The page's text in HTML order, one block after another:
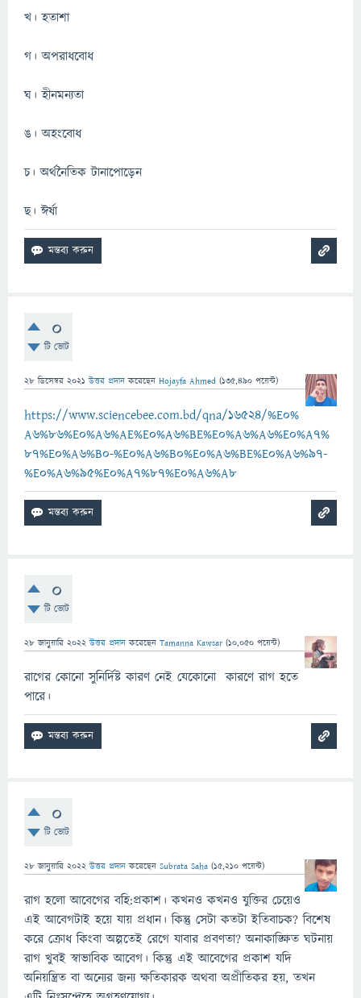
খ। হতাশা
গ। অপরাধবোধ
ঘ। হীনমন্যতা
ঙ। অহংবোধ
চ। অর্থনৈতিক টানাপোড়েন
ছ। ঈর্ষা
0
টি ভোট
28 ডিসেম্বর 2021 উত্তর প্রদান করেছেন Hojayfa Ahmed (135,490 পয়েন্ট)
https://www.sciencebee.com.bd/qna/16524/%E0%
A6%86%E0%A6%AE%E0%A6%BE%E0%A6%A6%E0%A7%
87%E0%A6%B0-%E0%A6%B0%E0%A6%BE%E0%A6%97-
%E0%A6%95%E0%A7%87%E0%A6%A8
0
টি ভোট
28 জানুয়ারি 2022 উত্তর প্রদান করেছেন Tamanna Kawsar (10,050 পয়েন্ট)
রাগের কোনো সুনির্দিষ্ট কারণ নেই যেকোনো কারণে রাগ হতে
পারে।
0
টি ভোট
28 জানুয়ারি 2022 উত্তর প্রদান করেছেন Subrata Saha (15,210 পয়েন্ট)
রাগ হলো আবেগের বহি:প্রকাশ। কখনও কখনও যুক্তির চেয়েও
এই আবেগটাই হয়ে যায় প্রধান। কিন্তু সেটা কতটা ইতিবাচক? বিশেষ
করে ক্রোধ কিংবা অল্পতেই রেগে যাবার প্রবণতা? অনাকাঙ্ক্ষিত ঘটনায়
রাগ খুবই স্বাভাবিক আবেগ। কিন্তু এই আবেগের প্রকাশ যদি
অনিয়ন্ত্রিত বা অন্যের জন্য ক্ষতিকারক অথবা অপ্রীতিকর হয়, তখন